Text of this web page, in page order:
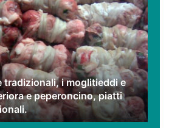
tradizionali, i moglitieddi e
e peperoncino, piatti